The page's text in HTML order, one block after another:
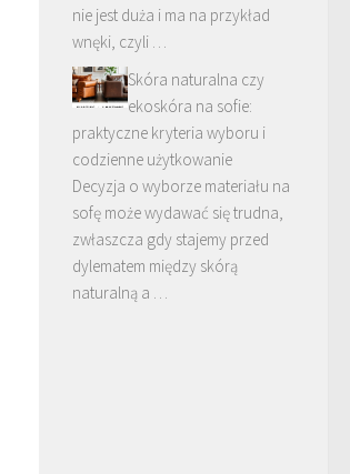
nie jest duża i ma na przykład
wnęki, czyli …
Skóra naturalna czy
ekoskóra na sofie:
praktyczne kryteria wyboru i
codzienne użytkowanie
Decyzja o wyborze materiału na
sofę może wydawać się trudna,
zwłaszcza gdy stajemy przed
dylematem między skórą
naturalną a …